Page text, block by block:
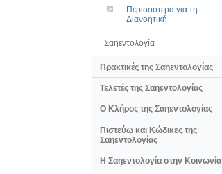
Περισσότερα για τη
Διανοητική
Σαηεντολογία
Πρακτικές της Σαηεντολογίας
Τελετές της Σαηεντολογίας
Ο Κλήρος της Σαηεντολογίας
Πιστεύω και Κώδικες της
Σαηεντολογίας
Η Σαηεντολογία στην Κοινωνία